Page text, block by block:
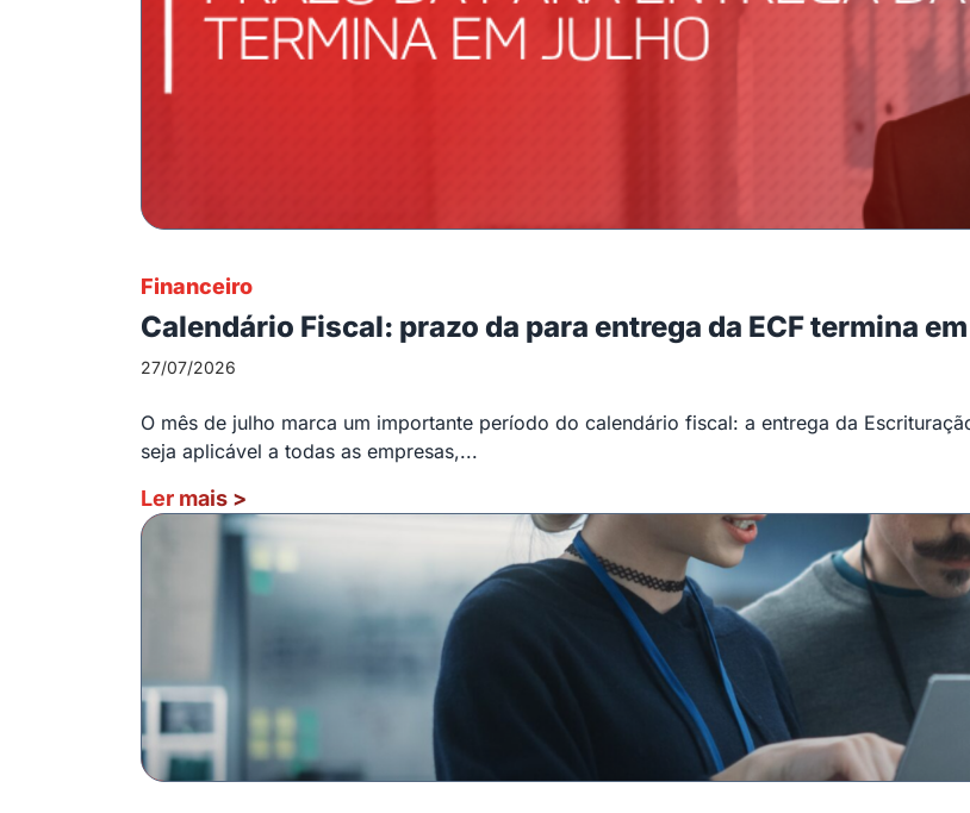
Financeiro
Calendário Fiscal: prazo da para entrega da ECF termina
27/07/2026
O mês de julho marca um importante período do calendário fiscal: a entrega da
seja aplicável a todas as empresas,...
Ler mais >